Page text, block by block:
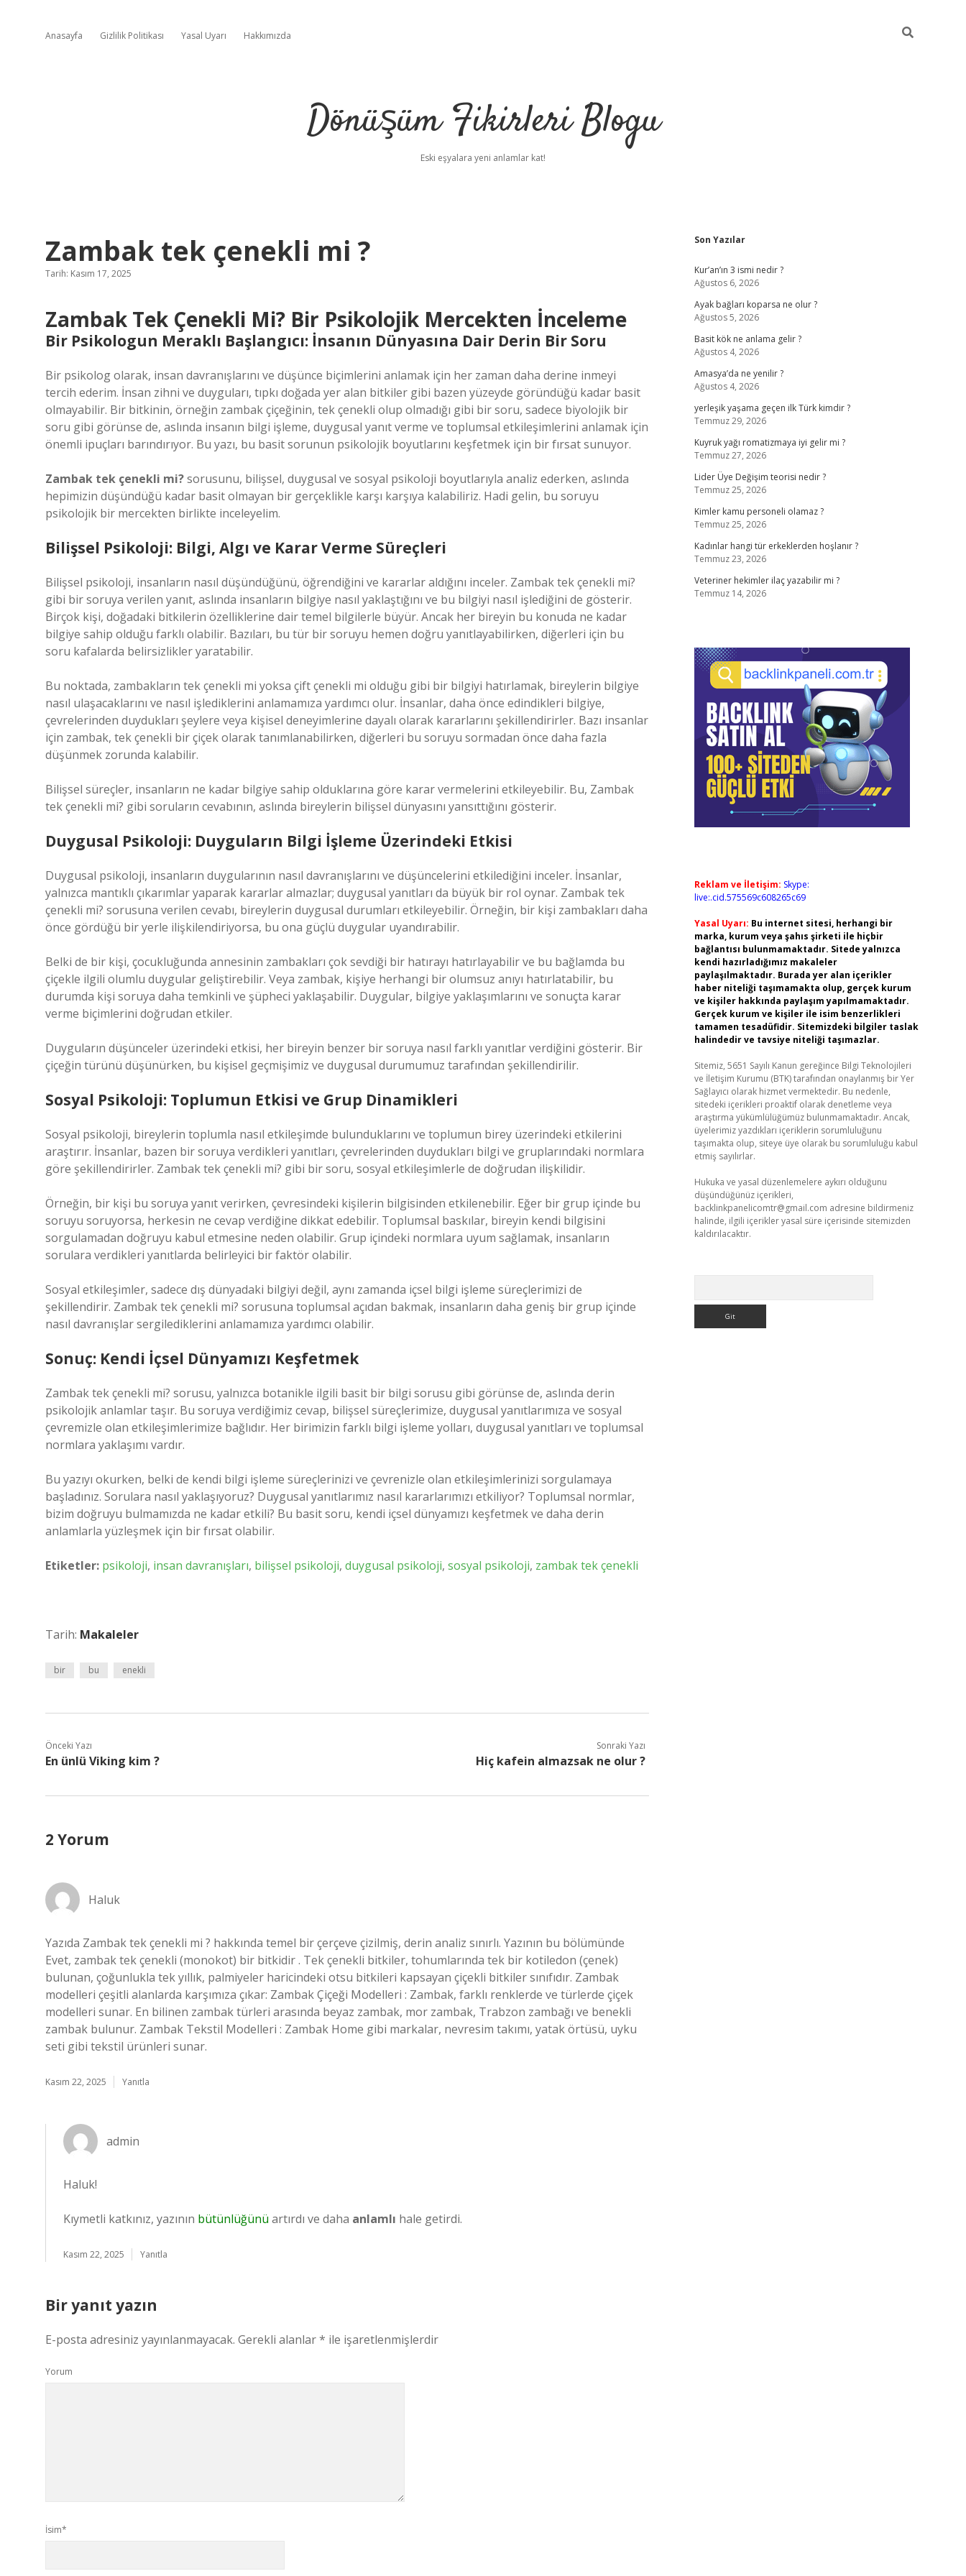
Anasayfa Gizlilik Politikası Yasal Uyarı Hakkımızda
Dönüşüm Fikirleri Blogu
Eski eşyalara yeni anlamlar kat!
Zambak tek çenekli mi ?
Tarih: Kasım 17, 2025
Zambak Tek Çenekli Mi? Bir Psikolojik Mercekten İnceleme
Bir Psikologun Meraklı Başlangıcı: İnsanın Dünyasına Dair Derin Bir Soru
Bir psikolog olarak, insan davranışlarını ve düşünce biçimlerini anlamak için her zaman daha derine inmeyi
tercih ederim. İnsan zihni ve duyguları, tıpkı doğada yer alan bitkiler gibi bazen yüzeyde göründüğü kadar basit
olmayabilir. Bir bitkinin, örneğin zambak çiçeğinin, tek çenekli olup olmadığı gibi bir soru, sadece biyolojik bir
soru gibi görünse de, aslında insanın bilgi işleme, duygusal yanıt verme ve toplumsal etkileşimlerini anlamak için
önemli ipuçları barındırıyor. Bu yazı, bu basit sorunun psikolojik boyutlarını keşfetmek için bir fırsat sunuyor.
Zambak tek çenekli mi?sorusunu, bilişsel, duygusal ve sosyal psikoloji boyutlarıyla analiz ederken, aslında
hepimizin düşündüğü kadar basit olmayan bir gerçeklikle karşı karşıya kalabiliriz. Hadi gelin, bu soruyu
psikolojik bir mercekten birlikte inceleyelim.
Bilişsel Psikoloji: Bilgi, Algı ve Karar Verme Süreçleri
Bilişsel psikoloji, insanların nasıl düşündüğünü, öğrendiğini ve kararlar aldığını inceler. Zambak tek çenekli mi?
gibi bir soruya verilen yanıt, aslında insanların bilgiye nasıl yaklaştığını ve bu bilgiyi nasıl işlediğini de gösterir.
Birçok kişi, doğadaki bitkilerin özelliklerine dair temel bilgilerle büyür. Ancak her bireyin bu konuda ne kadar
bilgiye sahip olduğu farklı olabilir. Bazıları, bu tür bir soruyu hemen doğru yanıtlayabilirken, diğerleri için bu
soru kafalarda belirsizlikler yaratabilir.
Bu noktada, zambakların tek çenekli mi yoksa çift çenekli mi olduğu gibi bir bilgiyi hatırlamak, bireylerin bilgiye
nasıl ulaşacaklarını ve nasıl işlediklerini anlamamıza yardımcı olur. İnsanlar, daha önce edindikleri bilgiye,
çevrelerinden duydukları şeylere veya kişisel deneyimlerine dayalı olarak kararlarını şekillendirirler. Bazı insanlar
için zambak, tek çenekli bir çiçek olarak tanımlanabilirken, diğerleri bu soruyu sormadan önce daha fazla
düşünmek zorunda kalabilir.
Bilişsel süreçler, insanların ne kadar bilgiye sahip olduklarına göre karar vermelerini etkileyebilir. Bu, Zambak
tek çenekli mi? gibi soruların cevabının, aslında bireylerin bilişsel dünyasını yansıttığını gösterir.
Duygusal Psikoloji: Duyguların Bilgi İşleme Üzerindeki Etkisi
Duygusal psikoloji, insanların duygularının nasıl davranışlarını ve düşüncelerini etkilediğini inceler. İnsanlar,
yalnızca mantıklı çıkarımlar yaparak kararlar almazlar; duygusal yanıtları da büyük bir rol oynar. Zambak tek
çenekli mi? sorusuna verilen cevabı, bireylerin duygusal durumları etkileyebilir. Örneğin, bir kişi zambakları daha
önce gördüğü bir yerle ilişkilendiriyorsa, bu ona güçlü duygular uyandırabilir.
Belki de bir kişi, çocukluğunda annesinin zambakları çok sevdiği bir hatırayı hatırlayabilir ve bu bağlamda bu
çiçekle ilgili olumlu duygular geliştirebilir. Veya zambak, kişiye herhangi bir olumsuz anıyı hatırlatabilir, bu
durumda kişi soruya daha temkinli ve şüpheci yaklaşabilir. Duygular, bilgiye yaklaşımlarını ve sonuçta karar
verme biçimlerini doğrudan etkiler.
Duyguların düşünceler üzerindeki etkisi, her bireyin benzer bir soruya nasıl farklı yanıtlar verdiğini gösterir. Bir
çiçeğin türünü düşünürken, bu kişisel geçmişimiz ve duygusal durumumuz tarafından şekillendirilir.
Sosyal Psikoloji: Toplumun Etkisi ve Grup Dinamikleri
Sosyal psikoloji, bireylerin toplumla nasıl etkileşimde bulunduklarını ve toplumun birey üzerindeki etkilerini
araştırır. İnsanlar, bazen bir soruya verdikleri yanıtları, çevrelerinden duydukları bilgi ve gruplarındaki normlara
göre şekillendirirler. Zambak tek çenekli mi? gibi bir soru, sosyal etkileşimlerle de doğrudan ilişkilidir.
Örneğin, bir kişi bu soruya yanıt verirken, çevresindeki kişilerin bilgisinden etkilenebilir. Eğer bir grup içinde bu
soruyu soruyorsa, herkesin ne cevap verdiğine dikkat edebilir. Toplumsal baskılar, bireyin kendi bilgisini
sorgulamadan doğruyu kabul etmesine neden olabilir. Grup içindeki normlara uyum sağlamak, insanların
sorulara verdikleri yanıtlarda belirleyici bir faktör olabilir.
Sosyal etkileşimler, sadece dış dünyadaki bilgiyi değil, aynı zamanda içsel bilgi işleme süreçlerimizi de
şekillendirir. Zambak tek çenekli mi? sorusuna toplumsal açıdan bakmak, insanların daha geniş bir grup içinde
nasıl davranışlar sergilediklerini anlamamıza yardımcı olabilir.
Sonuç: Kendi İçsel Dünyamızı Keşfetmek
Zambak tek çenekli mi? sorusu, yalnızca botanikle ilgili basit bir bilgi sorusu gibi görünse de, aslında derin
psikolojik anlamlar taşır. Bu soruya verdiğimiz cevap, bilişsel süreçlerimize, duygusal yanıtlarımıza ve sosyal
çevremizle olan etkileşimlerimize bağlıdır. Her birimizin farklı bilgi işleme yolları, duygusal yanıtları ve toplumsal
normlara yaklaşımı vardır.
Bu yazıyı okurken, belki de kendi bilgi işleme süreçlerinizi ve çevrenizle olan etkileşimlerinizi sorgulamaya
başladınız. Sorulara nasıl yaklaşıyoruz? Duygusal yanıtlarımız nasıl kararlarımızı etkiliyor? Toplumsal normlar,
bizim doğruyu bulmamızda ne kadar etkili? Bu basit soru, kendi içsel dünyamızı keşfetmek ve daha derin
anlamlarla yüzleşmek için bir fırsat olabilir.
Etiketler: psikoloji, insan davranışları, bilişsel psikoloji, duygusal psikoloji, sosyal psikoloji, zambak tek çenekli
Tarih: Makaleler
bir bu enekli
Önceki Yazı
En ünlü Viking kim ?
Sonraki Yazı
Hiç kafein almazsak ne olur ?
2 Yorum
Haluk
Yazıda Zambak tek çenekli mi ? hakkında temel bir çerçeve çizilmiş, derin analiz sınırlı. Yazının bu bölümünde
Evet, zambak tek çenekli (monokot) bir bitkidir . Tek çenekli bitkiler, tohumlarında tek bir kotiledon (çenek)
bulunan, çoğunlukla tek yıllık, palmiyeler haricindeki otsu bitkileri kapsayan çiçekli bitkiler sınıfıdır. Zambak
modelleri çeşitli alanlarda karşımıza çıkar: Zambak Çiçeği Modelleri : Zambak, farklı renklerde ve türlerde çiçek
modelleri sunar. En bilinen zambak türleri arasında beyaz zambak, mor zambak, Trabzon zambağı ve benekli
zambak bulunur. Zambak Tekstil Modelleri : Zambak Home gibi markalar, nevresim takımı, yatak örtüsü, uyku
seti gibi tekstil ürünleri sunar.
Kasım 22, 2025 Yanıtla
admin
Haluk!
Kıymetli katkınız, yazının bütünlüğünü artırdı ve daha anlamlı hale getirdi.
Kasım 22, 2025 Yanıtla
Bir yanıt yazın
E-posta adresiniz yayınlanmayacak. Gerekli alanlar* ile işaretlenmişlerdir
Yorum
İsim*
Sidebar
Son Yazılar
Kur’an’ın 3 ismi nedir ?
Ağustos 6, 2026
Ayak bağları koparsa ne olur ?
Ağustos 5, 2026
Basit kök ne anlama gelir ?
Ağustos 4, 2026
Amasya’da ne yenilir ?
Ağustos 4, 2026
yerleşik yaşama geçen ilk Türk kimdir ?
Temmuz 29, 2026
Kuyruk yağı romatizmaya iyi gelir mi ?
Temmuz 27, 2026
Lider Üye Değişim teorisi nedir ?
Temmuz 25, 2026
Kimler kamu personeli olamaz ?
Temmuz 25, 2026
Kadınlar hangi tür erkeklerden hoşlanır ?
Temmuz 23, 2026
Veteriner hekimler ilaç yazabilir mi ?
Temmuz 14, 2026
Reklam ve İletişim: Skype:
live:.cid.575569c608265c69
Yasal Uyarı: Bu internet sitesi, herhangi bir
marka, kurum veya şahıs şirketi ile hiçbir
bağlantısı bulunmamaktadır. Sitede yalnızca
kendi hazırladığımız makaleler
paylaşılmaktadır. Burada yer alan içerikler
haber niteliği taşımamakta olup, gerçek kurum
ve kişiler hakkında paylaşım yapılmamaktadır.
Gerçek kurum ve kişiler ile isim benzerlikleri
tamamen tesadüfidir. Sitemizdeki bilgiler taslak
halindedir ve tavsiye niteliği taşımazlar.
Sitemiz, 5651 Sayılı Kanun gereğince Bilgi Teknolojileri
ve İletişim Kurumu (BTK) tarafından onaylanmış bir Yer
Sağlayıcı olarak hizmet vermektedir. Bu nedenle,
sitedeki içerikleri proaktif olarak denetleme veya
araştırma yükümlülüğümüz bulunmamaktadır. Ancak,
üyelerimiz yazdıkları içeriklerin sorumluluğunu
taşımakta olup, siteye üye olarak bu sorumluluğu kabul
etmiş sayılırlar.
Hukuka ve yasal düzenlemelere aykırı olduğunu
düşündüğünüz içerikleri,
backlinkpanelicomtr@gmail.com adresine bildirmeniz
halinde, ilgili içerikler yasal süre içerisinde sitemizden
kaldırılacaktır.